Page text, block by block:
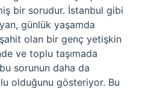
bir sorudur. İstanbul gibi
günlük yaşamda
olan bir genç yetişkin
ve toplu taşımada
bu sorunun daha da
olduğunu gösteriyor. Bu